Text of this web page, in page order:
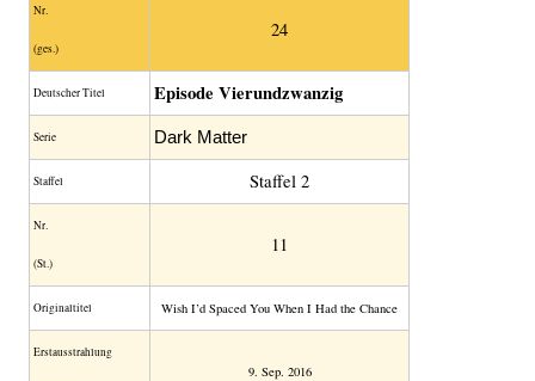
Nr.
(ges.)
24
Deutscher Titel Episode Vierundzwanzig
Serie Dark Matter
Staffel Staffel 2
Nr.
(St.)
11
Original­titel Wish I’d Spaced You When I Had the Chance
Erstaus­strahlung
9. Sep. 2016